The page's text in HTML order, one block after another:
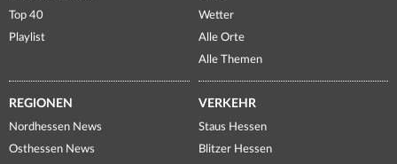
Top 40
Playlist
Wetter
Alle Orte
Alle Themen
REGIONEN
Nordhessen News
Osthessen News
VERKEHR
Staus Hessen
Blitzer Hessen